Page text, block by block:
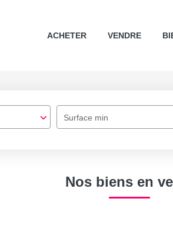
ACHETER VENDRE
Surface min
Nos biens en